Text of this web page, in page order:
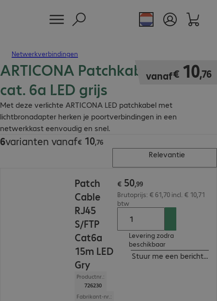
Netwerkverbindingen
ARTICONA Patchkabel S/FTP
cat. 6a LED grijs
Met deze verlichte ARTICONA LED patchkabel met
lichtbronadapter herken je poortverbindingen in een
netwerkkast eenvoudig en snel.
vanaf€ 10,76
€ 10,76
6varianten vanaf€ 10,76
€ 10,76
Relevantie
Patch
Cable
RJ45
S/FTP
Cat6a
15m LED
Gry
Productnr.:
726230
Fabrikant-nr.:
€ 50,99
Brutoprijs: € 61,70 incl. € 10,71
btw
Levering zodra
beschikbaar
Stuur me een bericht